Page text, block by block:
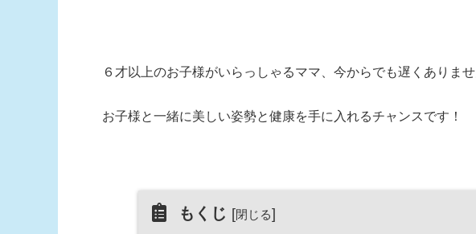
６才以上のお子様がいらっしゃるママ、今からでも遅くありませ
お子様と一緒に美しい姿勢と健康を手に入れるチャンスです！
もくじ [閉じる]